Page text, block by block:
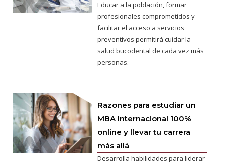
Educar a la población, formar
profesionales comprometidos y
facilitar el acceso a servicios
preventivos permitirá cuidar la
salud bucodental de cada vez más
personas.
Razones para estudiar un
MBA Internacional 100%
online y llevar tu carrera
más allá
Desarrolla habilidades para liderar